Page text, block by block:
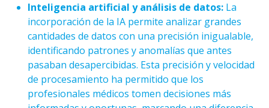
Inteligencia artificial y análisis de datos: La
incorporación de la IA permite analizar grandes
cantidades de datos con una precisión inigualable,
identificando patrones y anomalías que antes
pasaban desapercibidas. Esta precisión y velocidad
de procesamiento ha permitido que los
profesionales médicos tomen decisiones más